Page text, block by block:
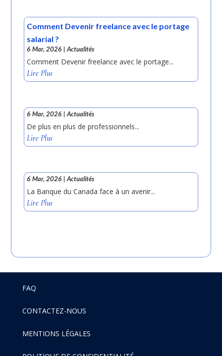
Comment Devenir freelance avec le portage
salarial ?
6 Mar, 2026 |Actualités
Comment Devenir freelance avec le portage...
Lire Plus
6 Mar, 2026 |Actualités
De plus en plus de professionnels...
Lire Plus
6 Mar, 2026 |Actualités
La Banque du Canada face à un avenir...
Lire Plus
FAQ
CONTACTEZ-NOUS
MENTIONS LÉGALES